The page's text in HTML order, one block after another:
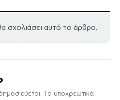
σχολιάσει αυτό το άρθρο.
Τα υποχρεωτικά